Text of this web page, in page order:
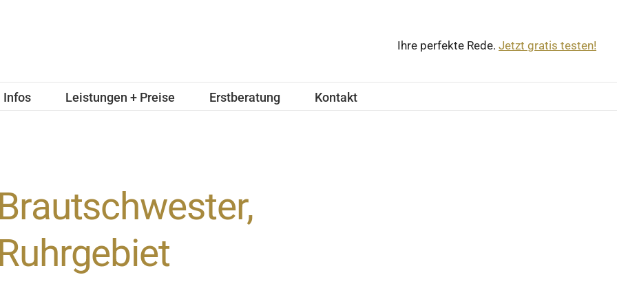
Ihre perfekte Rede. Jetzt gratis testen!
Infos Leistungen + Preise Erstberatung Kontakt
Brautschwester,
Ruhrgebiet